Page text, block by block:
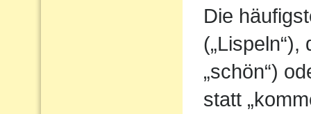
Die
„schön“)
statt